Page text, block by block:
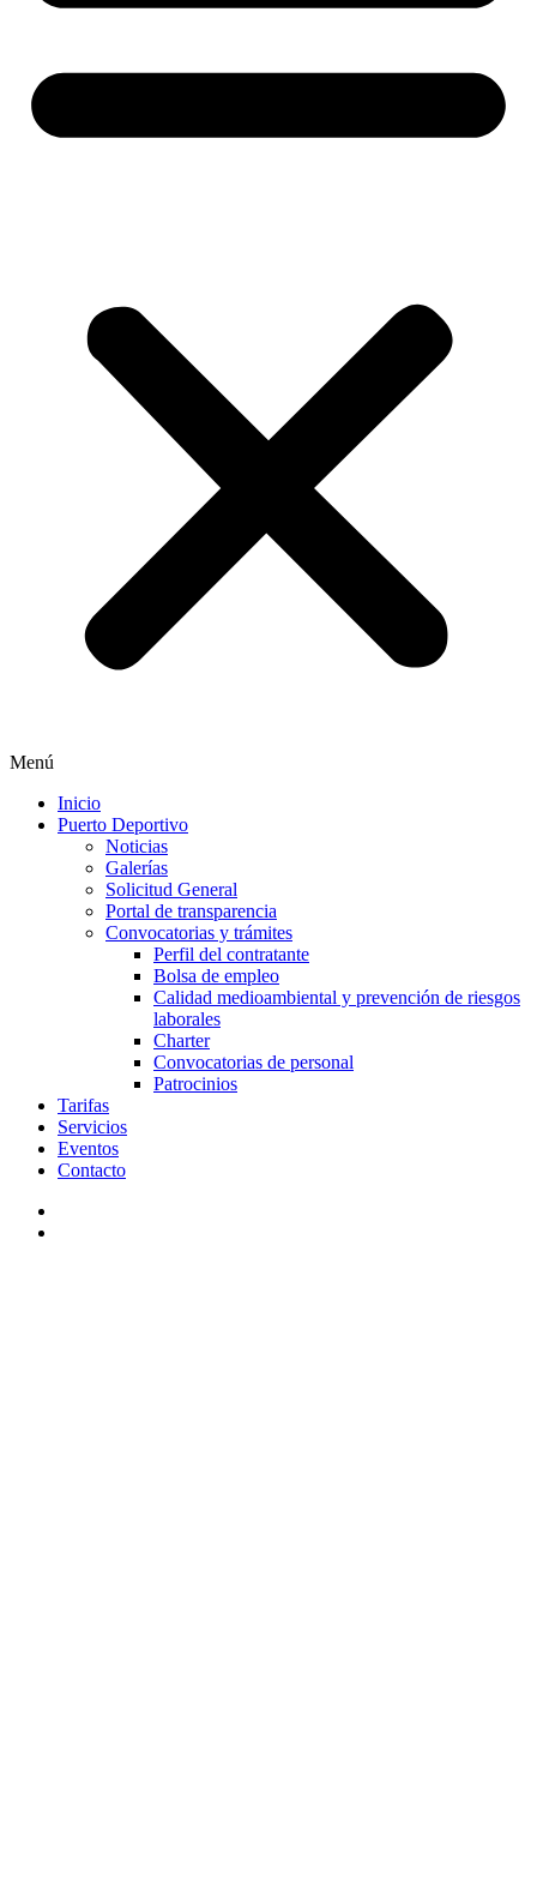
Menú
Inicio
Puerto Deportivo
Noticias
Galerías
Solicitud General
Portal de transparencia
Convocatorias y trámites
Perfil del contratante
Bolsa de empleo
Calidad medioambiental y prevención de riesgos
laborales
Charter
Convocatorias de personal
Patrocinios
Tarifas
Servicios
Eventos
Contacto